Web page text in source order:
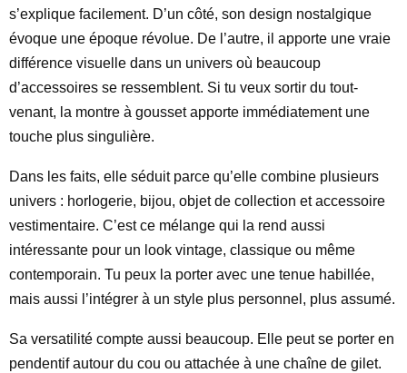
s’explique facilement. D’un côté, son design nostalgique
évoque une époque révolue. De l’autre, il apporte une vraie
différence visuelle dans un univers où beaucoup
d’accessoires se ressemblent. Si tu veux sortir du tout-
venant, la montre à gousset apporte immédiatement une
touche plus singulière.
Dans les faits, elle séduit parce qu’elle combine plusieurs
univers : horlogerie, bijou, objet de collection et accessoire
vestimentaire. C’est ce mélange qui la rend aussi
intéressante pour un look vintage, classique ou même
contemporain. Tu peux la porter avec une tenue habillée,
mais aussi l’intégrer à un style plus personnel, plus assumé.
Sa versatilité compte aussi beaucoup. Elle peut se porter en
pendentif autour du cou ou attachée à une chaîne de gilet.